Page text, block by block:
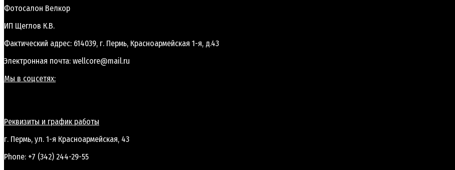
Фотосалон Велкор
ИП Щеглов К.В.
Фактический адрес: 614039, г. Пермь, Красноармейская 1-я, д.43
Электронная почта: wellcore@mail.ru
Мы в соцсетях:
Реквизиты и график работы
г. Пермь, ул. 1-я Красноармейская, 43
Phone: +7 (342) 244-29-55